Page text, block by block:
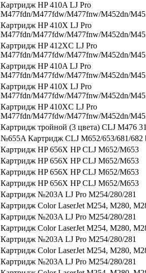
Картридж HP 410A LJ Pro
M477fdn/M477fdw/M477fnw/M452dn/
Картридж HP 410X LJ Pro
M477fdn/M477fdw/M477fnw/M452dn/
Картридж HP 412XC LJ Pro
M477fdn/M477fdw/M477fnw/M452dn/
Картридж HP 410A LJ Pro
M477fdn/M477fdw/M477fnw/M452dn/
Картридж HP 410X LJ Pro
M477fdn/M477fdw/M477fnw/M452dn/
Картридж HP 410XC LJ Pro
M477fdn/M477fdw/M477fnw/M452dn/
Картридж тройной (3 цвета) CLJ M476
№655A Картридж CLJ M652/653/681/682
Картридж HP 656X HP CLJ M652/M653
Картридж HP 656X HP CLJ M652/M653
Картридж HP 656X HP CLJ M652/M653
Картридж HP 656X HP CLJ M652/M653
Картридж №203A LJ Pro M254/280/281
Картридж Color LaserJet M254, M280,
Картридж №203A LJ Pro M254/280/281
Картридж Color LaserJet M254, M280,
Картридж №203A LJ Pro M254/280/281
Картридж Color LaserJet M254, M280,
Картридж №203A LJ Pro M254/280/281